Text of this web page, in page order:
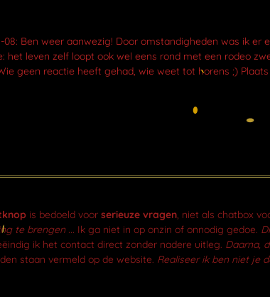
08: Ben weer aanwezig! Door omstandigheden was ik
het leven zelf loopt ook wel eens rond met een rodeo
geen reactie heeft gehad, wie weet tot horens ;)
is bedoeld voor serieuze vragen, niet als chatbox
te brengen ... Ik ga niet in op onzin of onnodig gedoe.
ik het contact direct zonder nadere uitleg. Daarna,
staan vermeld op de website. Realiseer ik ben niet je